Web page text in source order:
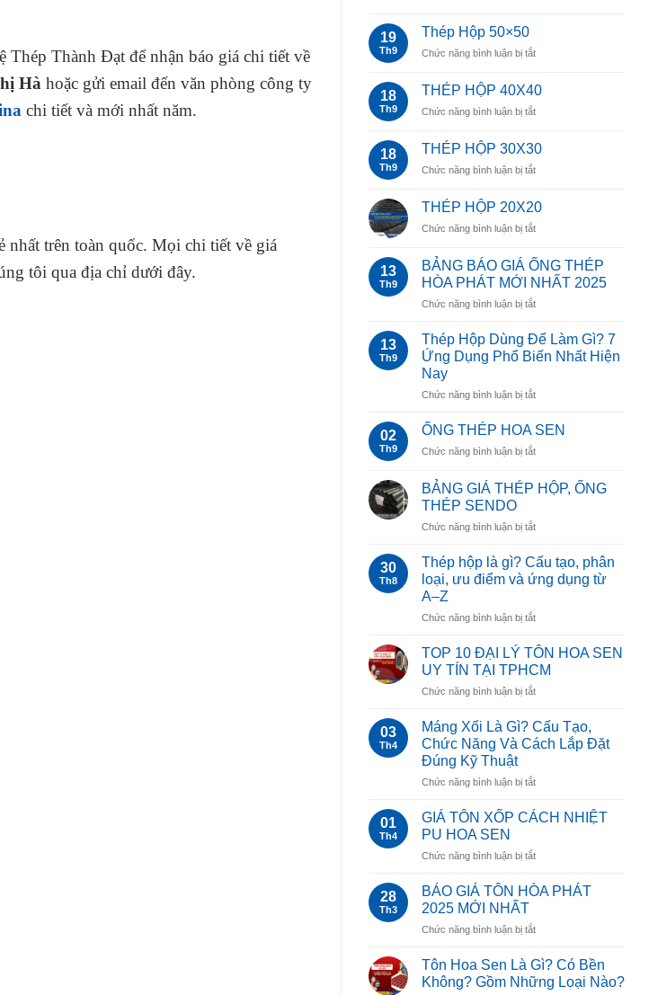
Thép Thành Đạt để nhận báo giá chi tiết về
Hà hoặc gửi email đến văn phòng công ty
chi tiết và mới nhất năm.
nhất trên toàn quốc. Mọi chi tiết về giá
tôi qua địa chỉ dưới đây.
19
Th9
Thép Hộp 50×50
Chức năng bình luận bị tắtở
Hộp
50×50
18
Th9
THÉP HỘP 40X40
Chức năng bình luận bị tắtở
HỘP
40X40
18
Th9
THÉP HỘP 30X30
Chức năng bình luận bị tắtở
HỘP
30X30
THÉP HỘP 20X20
Chức năng bình luận bị tắtở
HỘP
20X20
13
Th9
BẢNG BÁO GIÁ ỐNG THÉP
HÒA PHÁT MỚI NHẤT 2025
Chức năng bình luận bị tắtở
BÁO
GIÁ
ỐNG
HÒA
MỚI
2025
13
Th9
Thép Hộp Dùng Để Làm Gì? 7
Ứng Dụng Phổ Biến Nhất Hiện
Nay
Chức năng bình luận bị tắtở
Hộp
Để
Gì?
Dụng
Biến
Nhất
02
Th9
ỐNG THÉP HOA SEN
Chức năng bình luận bị tắtở
THÉP
HOA
BẢNG GIÁ THÉP HỘP, ỐNG
THÉP SENDO
Chức năng bình luận bị tắtở
GIÁ
HỘP,
THÉP
30
Th8
Thép hộp là gì? Cấu tạo, phân
loại, ưu điểm và ứng dụng từ
A–Z
Chức năng bình luận bị tắtở
hộp
là
gì?
Cấu
phân
loại,
và
dụng
Z
TOP 10 ĐẠI LÝ TÔN HOA SEN
UY TÍN TẠI TPHCM
Chức năng bình luận bị tắtở
10
ĐẠI
LÝ
HOA
UY
TPHCM
03
Th4
Máng Xối Là Gì? Cấu Tạo,
Chức Năng Và Cách Lắp Đặt
Đúng Kỹ Thuật
Chức năng bình luận bị tắtở
Xối
Cấu
Chức
Cách
Đặt
Đúng
01
Th4
GIÁ TÔN XỐP CÁCH NHIỆT
PU HOA SEN
Chức năng bình luận bị tắtở
TÔN
NHIỆT
HOA
SEN
28
Th3
BÁO GIÁ TÔN HÒA PHÁT
2025 MỚI NHẤT
Chức năng bình luận bị tắtở
GIÁ
TÔN
HÒA
Tôn Hoa Sen Là Gì? Có Bền
Không? Gồm Những Loại Nào?